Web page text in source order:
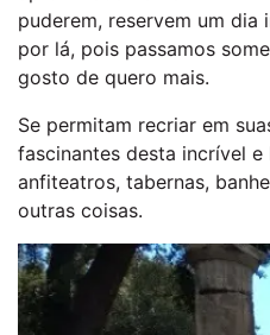
puderem, reservem um
por lá, pois passamos
gosto de quero mais.
Se permitam recriar em
fascinantes desta incrível e
anfiteatros, tabernas,
outras coisas.